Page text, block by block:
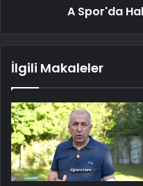
A Spor'da
İlgili Makaleler